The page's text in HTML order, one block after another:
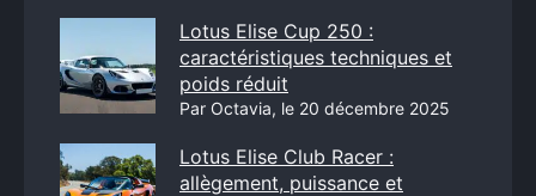
Lotus Elise Cup 250 :
caractéristiques techniques et
poids réduit
Par Octavia, le 20 décembre 2025
Lotus Elise Club Racer :
allègement, puissance et